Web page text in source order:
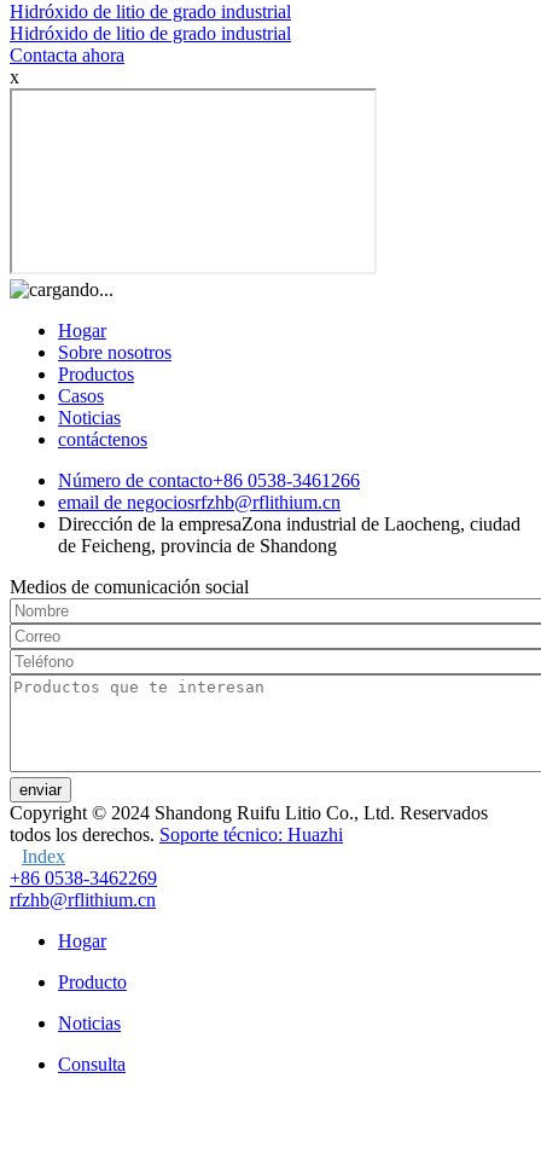
Hidróxido de litio de grado industrial
Hidróxido de litio de grado industrial
Contacta ahora
x
Hogar
Sobre nosotros
Productos
Casos
Noticias
contáctenos
Número de contacto+86 0538-3461266
email de negociosrfzhb@rflithium.cn
Dirección de la empresaZona industrial de Laocheng, ciudad
de Feicheng, provincia de Shandong
Medios de comunicación social
enviar
Copyright © 2024 Shandong Ruifu Litio Co., Ltd. Reservados
todos los derechos. Soporte técnico: Huazhi
Index
+86 0538-3462269
rfzhb@rflithium.cn
Hogar
Producto
Noticias
Consulta